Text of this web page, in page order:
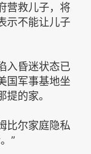
营救儿子，将
示不能让儿子
入昏迷状态已
国军事基地坐
提的家。
比尔家庭隐私
”